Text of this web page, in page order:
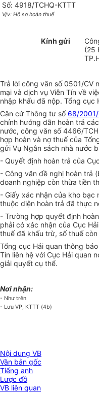
Số: 4918/TCHQ-KTTT
V/v: Hồ sơ hoàn thuế
Kính gửi
(25
Trả lời công văn số 0501/CV
mại và dịch vụ Viễn Tín về
nhập khẩu đã nộp. Tổng cục
Căn cứ Thông tư số 68/
chính hướng dẫn hoàn trả
nước, công văn số 4466/
hợp hoàn và nợ thuế của
gửi Vụ Ngân sách nhà nước
- Quyết định hoàn trả của
- Công văn đề nghị hoàn trả
doanh nghiệp còn thừa tiền
- Giấy xác nhận của kho bạc
thuộc diện hoàn trả đã thực
- Trường hợp quyết định
phải có xác nhận của Cục
thuế đã khấu trừ, số thuế
Tổng cục Hải quan thông
Tín liên hệ với Cục Hải quan
giải quyết cụ thể.
Nơi nhận:
- Như trên
- Lưu VP, KTTT (4b)
Nội dung VB
Văn bản gốc
Tiếng anh
Lược đồ
VB liên quan